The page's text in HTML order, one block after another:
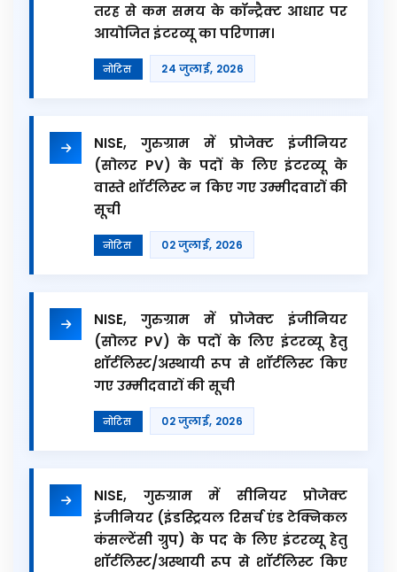
तरह से कम समय के कॉन्ट्रैक्ट आधार पर
आयोजित इंटरव्यू का परिणाम।
नोटिस 24 जुलाई, 2026
NISE, गुरुग्राम में प्रोजेक्ट इंजीनियर
(सोलर PV) के पदों के लिए इंटरव्यू के
वास्ते शॉर्टलिस्ट न किए गए उम्मीदवारों की
सूची
नोटिस 02 जुलाई, 2026
NISE, गुरुग्राम में प्रोजेक्ट इंजीनियर
(सोलर PV) के पदों के लिए इंटरव्यू हेतु
शॉर्टलिस्ट/अस्थायी रूप से शॉर्टलिस्ट किए
गए उम्मीदवारों की सूची
नोटिस 02 जुलाई, 2026
NISE, गुरुग्राम में सीनियर प्रोजेक्ट
इंजीनियर (इंडस्ट्रियल रिसर्च एंड टेक्निकल
कंसल्टेंसी ग्रुप) के पद के लिए इंटरव्यू हेतु
शॉर्टलिस्ट/अस्थायी रूप से शॉर्टलिस्ट किए